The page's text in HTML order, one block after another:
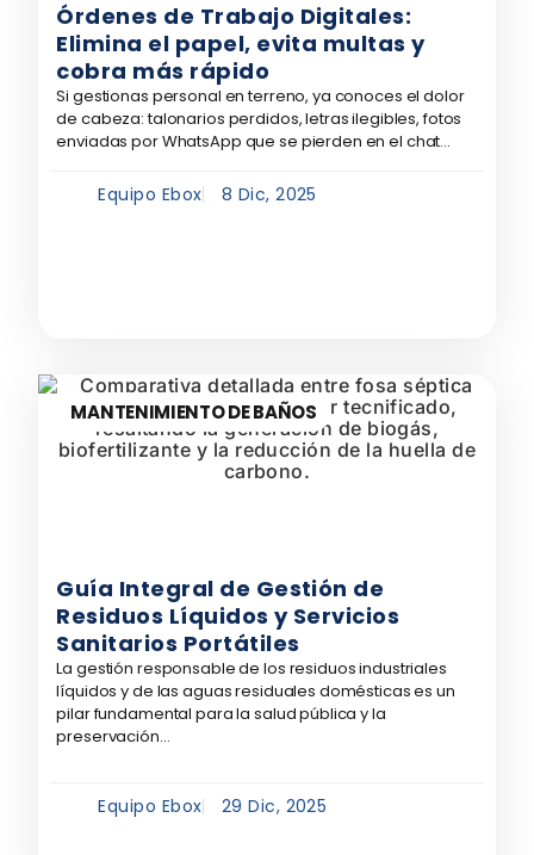
Órdenes de Trabajo Digitales:
Elimina el papel, evita multas y
cobra más rápido
Si gestionas personal en terreno, ya conoces el dolor
de cabeza: talonarios perdidos, letras ilegibles, fotos
enviadas por WhatsApp que se pierden en el chat...
Equipo Ebox 8 Dic, 2025
MANTENIMIENTO DE BAÑOS
Guía Integral de Gestión de
Residuos Líquidos y Servicios
Sanitarios Portátiles
La gestión responsable de los residuos industriales
líquidos y de las aguas residuales domésticas es un
pilar fundamental para la salud pública y la
preservación...
Equipo Ebox 29 Dic, 2025